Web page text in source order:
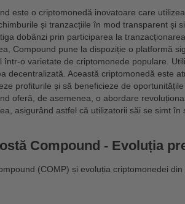
este o criptomonedă inovatoare care
și tranzacțiile în mod transparent și
dobânzi prin participarea la
Compound pune la dispoziție o platformă
într-o varietate de criptomonede populare.
decentralizată. Această criptomonedă este
profiturile și să beneficieze de
oferă, de asemenea, o abordare
asigurând astfel că utilizatorii săi se simt în
Compound - Evoluția
(COMP) și evoluția criptomonedei